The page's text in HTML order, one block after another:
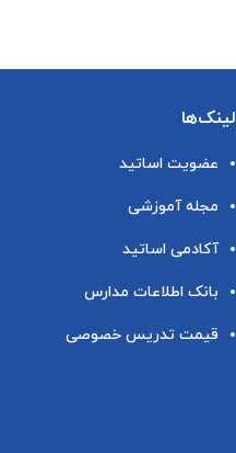
لینک‌ها
عضویت اساتید
مجله آموزشی
آکادمی اساتید
بانک اطلاعات مدارس
قیمت تدریس خصوصی